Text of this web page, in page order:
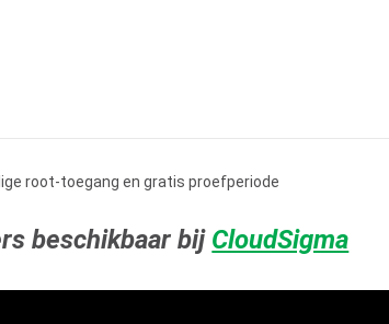
beschikbaar bij CloudSigma